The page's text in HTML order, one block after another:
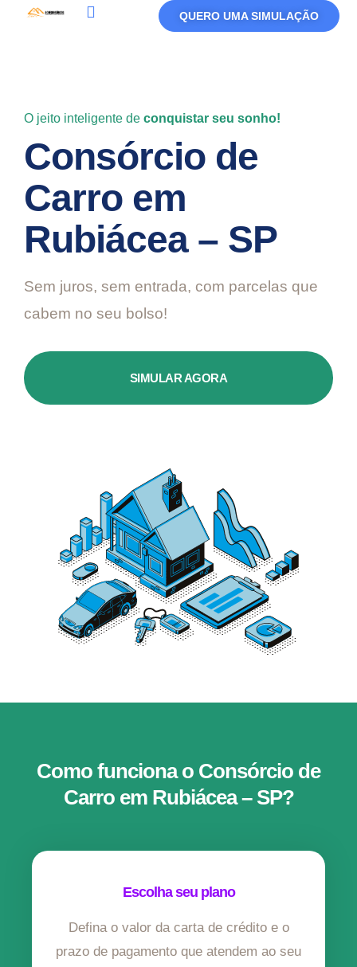
QUERO UMA SIMULAÇÃO
O jeito inteligente de conquistar seu sonho!
Consórcio de
Carro em
Rubiácea – SP
Sem juros, sem entrada, com parcelas que
cabem no seu bolso!
SIMULAR AGORA
Como funciona o Consórcio de
Carro em Rubiácea – SP?
Escolha seu plano
Defina o valor da carta de crédito e o
prazo de pagamento que atendem ao seu